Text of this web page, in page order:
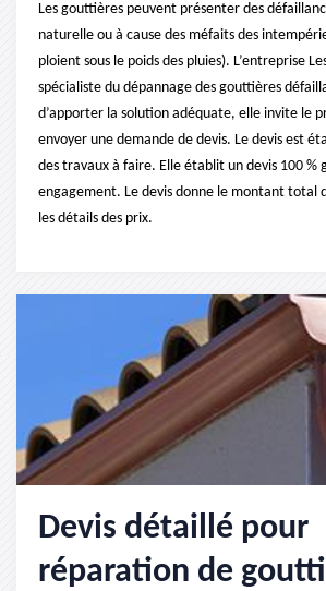
Les gouttières peuvent présenter des
naturelle ou à cause des méfaits des
ploient sous le poids des pluies). L’entreprise
spécialiste du dépannage des gouttières
d’apporter la solution adéquate, elle invite le
envoyer une demande de devis. Le devis est
des travaux à faire. Elle établit un devis 100 %
engagement. Le devis donne le montant total
les détails des prix.
Devis détaillé pour
réparation de